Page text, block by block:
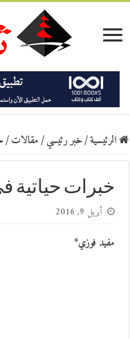
الرئيسية/خبر رئيسي/مقالات/
خبرات حياتية
أبريل 9, 2016
مفيد فوزي*